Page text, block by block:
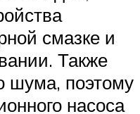
смазке и
Также
шума, поэтому
насоса